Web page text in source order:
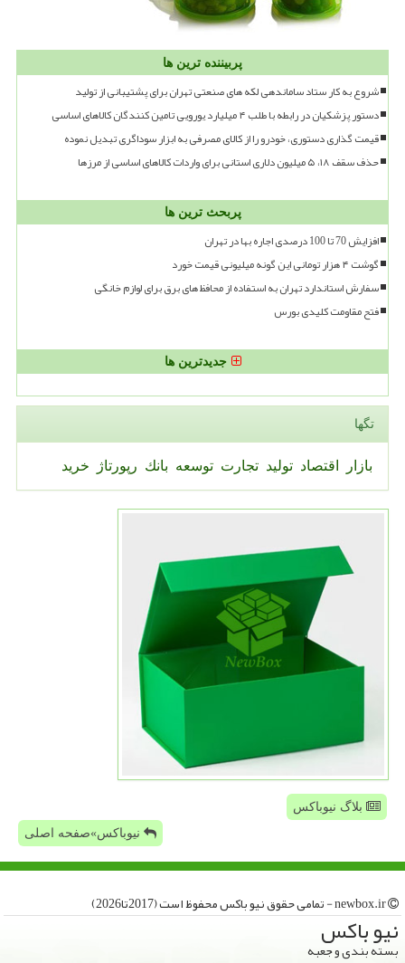
پربیننده ترین ها
شروع به کار ستاد ساماندهی لکه های صنعتی تهران برای پشتیبانی از تولید
دستور پزشکیان در رابطه با طلب ۴ میلیارد یورویی تامین کنندگان کالاهای اساسی
قیمت گذاری دستوری، خودرو را از کالای مصرفی به ابزار سوداگری تبدیل نموده
حذف سقف ۱۸، ۵ میلیون دلاری استانی برای واردات کالاهای اساسی از مرزها
پربحث ترین ها
افزایش 70 تا 100 درصدی اجاره بها در تهران
گوشت ۴ هزار تومانی این گونه میلیونی قیمت خورد
سفارش استاندارد تهران به استفاده از محافظ های برق برای لوازم خانگی
فتح مقاومت کلیدی بورس
جدیدترین ها
تگها
بازار اقتصاد تولید تجارت توسعه بانك رپورتاژ خرید
بلاگ نیوباکس
نیوباکس»صفحه اصلی
نیو باكس
بسته بندی و جعبه